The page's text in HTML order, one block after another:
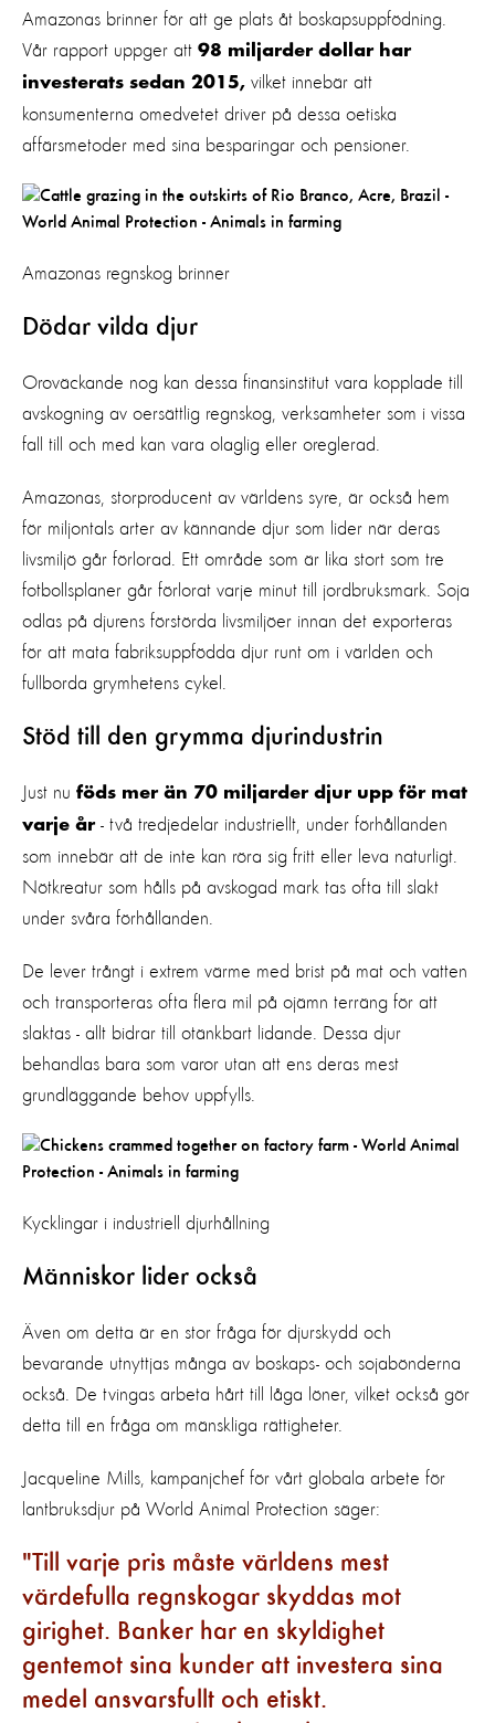
Amazonas brinner för att ge plats åt boskapsuppfödning.
Vår rapport uppger att 98 miljarder dollar har
investerats sedan 2015, vilket innebär att
konsumenterna omedvetet driver på dessa oetiska
affärsmetoder med sina besparingar och pensioner.
Amazonas regnskog brinner
Dödar vilda djur
Oroväckande nog kan dessa finansinstitut vara kopplade till
avskogning av oersättlig regnskog, verksamheter som i vissa
fall till och med kan vara olaglig eller oreglerad.
Amazonas, storproducent av världens syre, är också hem
för miljontals arter av kännande djur som lider när deras
livsmiljö går förlorad. Ett område som är lika stort som tre
fotbollsplaner går förlorat varje minut till jordbruksmark. Soja
odlas på djurens förstörda livsmiljöer innan det exporteras
för att mata fabriksuppfödda djur runt om i världen och
fullborda grymhetens cykel.
Stöd till den grymma djurindustrin
Just nu föds mer än 70 miljarder djur upp för mat
varje år - två tredjedelar industriellt, under förhållanden
som innebär att de inte kan röra sig fritt eller leva naturligt.
Nötkreatur som hålls på avskogad mark tas ofta till slakt
under svåra förhållanden.
De lever trångt i extrem värme med brist på mat och vatten
och transporteras ofta flera mil på ojämn terräng för att
slaktas - allt bidrar till otänkbart lidande. Dessa djur
behandlas bara som varor utan att ens deras mest
grundläggande behov uppfylls.
Kycklingar i industriell djurhållning
Människor lider också
Även om detta är en stor fråga för djurskydd och
bevarande utnyttjas många av boskaps- och sojabönderna
också. De tvingas arbeta hårt till låga löner, vilket också gör
detta till en fråga om mänskliga rättigheter.
Jacqueline Mills, kampanjchef för vårt globala arbete för
lantbruksdjur på World Animal Protection säger:
Till varje pris måste världens mest
värdefulla regnskogar skyddas mot
girighet. Banker har en skyldighet
gentemot sina kunder att investera sina
medel ansvarsfullt och etiskt.